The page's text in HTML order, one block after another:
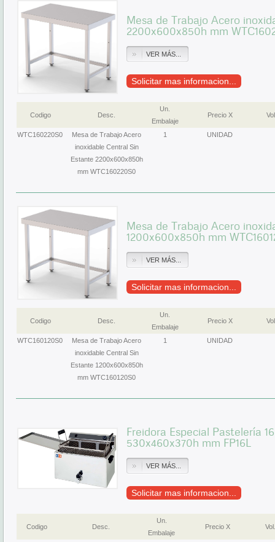
Mesa de Trabajo Acero
2200x600x850h mm
VER MÁS...
Solicitar mas informacion...
Codigo Desc.
Un.
Embalaje
Precio X
WTC160220S0
Mesa de Trabajo Acero
inoxidable Central Sin
Estante 2200x600x850h
mm WTC160220S0
1 UNIDAD
Mesa de Trabajo Acero
1200x600x850h mm
VER MÁS...
Solicitar mas informacion...
Codigo Desc.
Un.
Embalaje
Precio X
WTC160120S0
Mesa de Trabajo Acero
inoxidable Central Sin
Estante 1200x600x850h
mm WTC160120S0
1 UNIDAD
Freidora Especial Pastelería
530x460x370h mm FP16L
VER MÁS...
Solicitar mas informacion...
Codigo Desc.
Un.
Embalaje
Precio X Vol.